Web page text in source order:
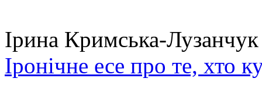
Ірина Кримська-Лузанчук
Іронічне есе про те, хто